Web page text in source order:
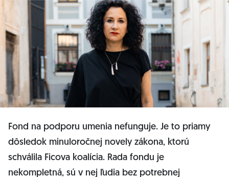
Fond na podporu umenia nefunguje. Je to priamy
dôsledok minuloročnej novely zákona, ktorú
schválila Ficova koalícia. Rada fondu je
nekompletná, sú v nej ľudia bez potrebnej